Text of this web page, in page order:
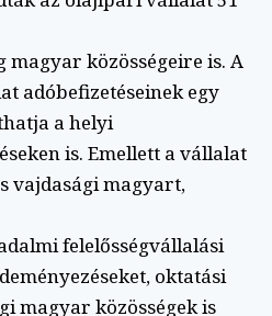
magyar közösségeire is. A
adóbefizetéseinek egy
a helyi
is. Emellett a vállalat
vajdasági magyart,
felelősségvállalási
oktatási
magyar közösségek is